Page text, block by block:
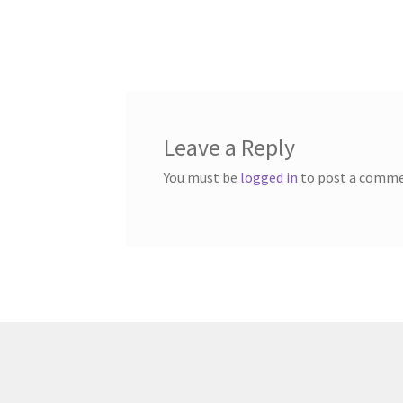
Leave a Reply
You must be logged in to post a